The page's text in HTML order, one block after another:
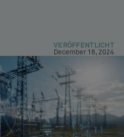
VERÖFFENTLICHT
December 18, 2024